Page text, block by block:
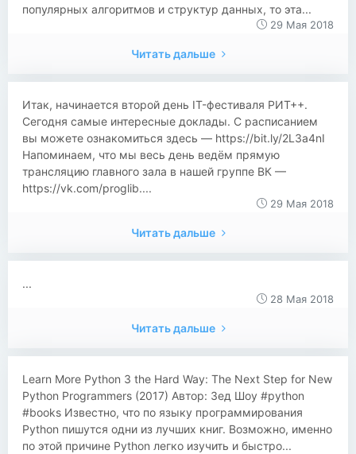
популярных алгоритмов и структур данных, то эта...
29 Мая 2018
Читать дальше
Итак, начинается второй день IT-фестиваля РИТ++.
Сегодня самые интересные доклады. С расписанием
вы можете ознакомиться здесь — https://bit.ly/2L3a4nI
Напоминаем, что мы весь день ведём прямую
трансляцию главного зала в нашей группе ВК —
https://vk.com/proglib....
29 Мая 2018
Читать дальше
...
28 Мая 2018
Читать дальше
​​Learn More Python 3 the Hard Way: The Next Step for New
Python Programmers (2017) Автор: Зед Шоу #python
#books Известно, что по языку программирования
Python пишутся одни из лучших книг. Возможно, именно
по этой причине Python легко изучить и быстро...